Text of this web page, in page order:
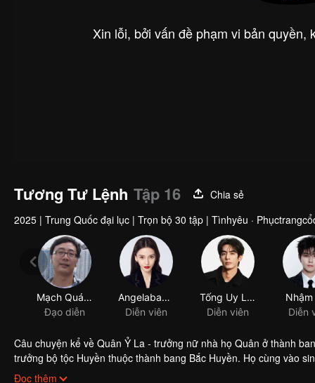
Xin lỗi, bởi vấn đề phạm vi bản quyền,
Tương Tư Lệnh Tập 16
Chia sẻ
2025 | Trung Quốc đại lục | Trọn bộ 30 tập | Tìnhyêu ·
Mạch Quán Chi
Đạo diễn
Angelababy Dương Dĩnh
Diễn viên
Tống Uy Long
Diễn viên
Nhậm
Diễn
Câu chuyện kể về Quân Ỷ La - trưởng nữ nhà họ Quân ở thành
trưởng bộ tộc Huyền thuộc thành bang Bắc Huyền. Họ cùng vào
bang Nam - Bắc với nhiều sự khác biệt về văn hóa, nhưng qua
Đọc thêm